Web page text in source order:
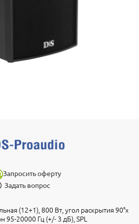
Запросить оферту
Задать вопрос
(12+1), 800 Вт, угол раскрытия 90°х
95-20000 Гц (+/- 3 дБ), SPL